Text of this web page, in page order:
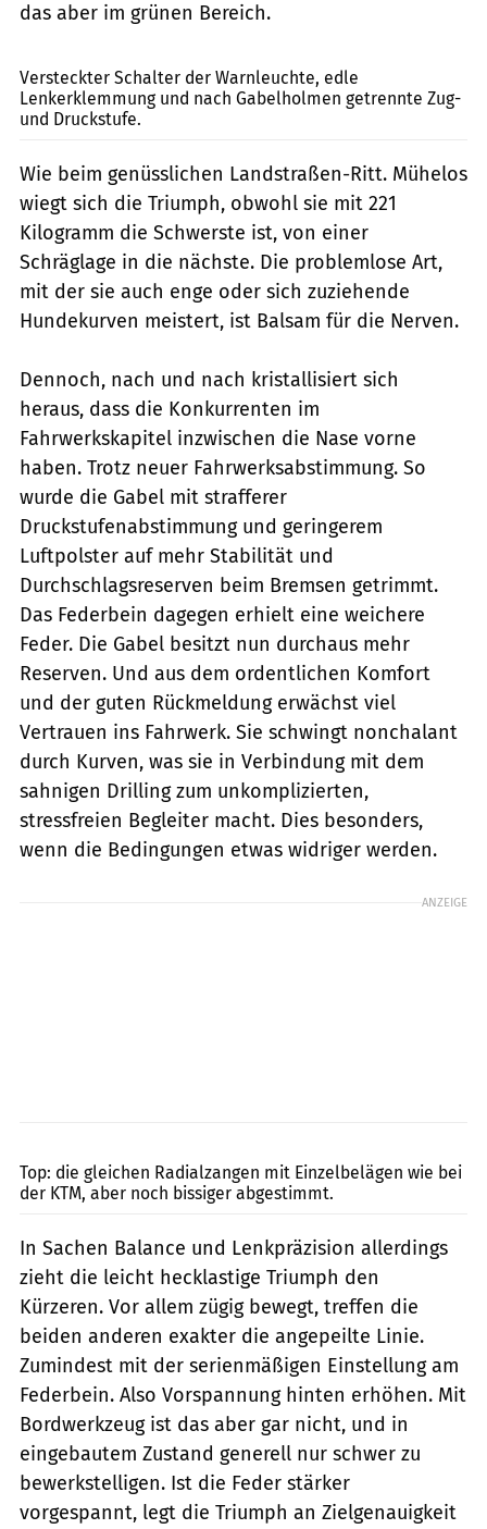
das aber im grünen Bereich.
Versteckter Schalter der Warnleuchte, edle
Lenkerklemmung und nach Gabelholmen getrennte Zug-
und Druckstufe.
Wie beim genüsslichen Landstraßen-Ritt. Mühelos
wiegt sich die Triumph, obwohl sie mit 221
Kilogramm die Schwerste ist, von einer
Schräglage in die nächste. Die problemlose Art,
mit der sie auch enge oder sich zuziehende
Hundekurven meistert, ist Balsam für die Nerven.
Dennoch, nach und nach kristallisiert sich
heraus, dass die Konkurrenten im
Fahrwerkskapitel inzwischen die Nase vorne
haben. Trotz neuer Fahrwerksabstimmung. So
wurde die Gabel mit strafferer
Druckstufenabstimmung und geringerem
Luftpolster auf mehr Stabilität und
Durchschlagsreserven beim Bremsen getrimmt.
Das Federbein dagegen erhielt eine weichere
Feder. Die Gabel besitzt nun durchaus mehr
Reserven. Und aus dem ordentlichen Komfort
und der guten Rückmeldung erwächst viel
Vertrauen ins Fahrwerk. Sie schwingt nonchalant
durch Kurven, was sie in Verbindung mit dem
sahnigen Drilling zum unkomplizierten,
stressfreien Begleiter macht. Dies besonders,
wenn die Bedingungen etwas widriger werden.
ANZEIGE
Top: die gleichen Radialzangen mit Einzelbelägen wie bei
der KTM, aber noch bissiger abgestimmt.
In Sachen Balance und Lenkpräzision allerdings
zieht die leicht hecklastige Triumph den
Kürzeren. Vor allem zügig bewegt, treffen die
beiden anderen exakter die angepeilte Linie.
Zumindest mit der serienmäßigen Einstellung am
Federbein. Also Vorspannung hinten erhöhen. Mit
Bordwerkzeug ist das aber gar nicht, und in
eingebautem Zustand generell nur schwer zu
bewerkstelligen. Ist die Feder stärker
vorgespannt, legt die Triumph an Zielgenauigkeit